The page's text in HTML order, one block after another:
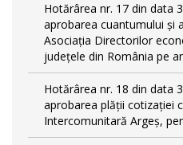
Hotărârea nr. 17 din data
aprobarea cuantumului și
Asociația Directorilor
județele din România pe
Hotărârea nr. 18 din data
aprobarea plății cotizației
Intercomunitară Argeș,